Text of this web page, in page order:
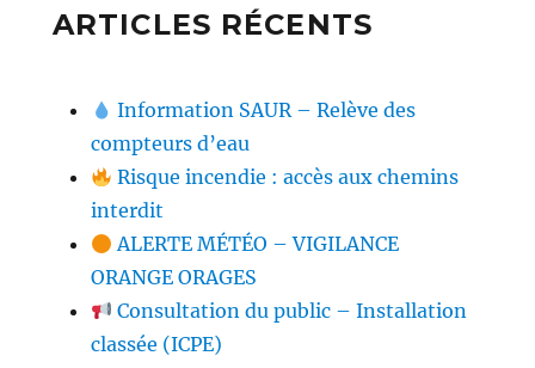
ARTICLES RÉCENTS
Information SAUR – Relève des
compteurs d’eau
Risque incendie : accès aux chemins
interdit
ALERTE MÉTÉO – VIGILANCE
ORANGE ORAGES
Consultation du public – Installation
classée (ICPE)